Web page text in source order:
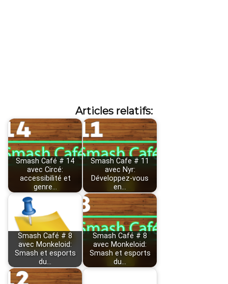
Articles relatifs:
Smash Café # 14
avec Circé:
accessibilité et
genre…
Smash Cafe # 11
avec Nyr:
Développez-vous
en…
Smash Café # 8
avec Monkeloid:
Smash et esports
du…
Smash Café # 8
avec Monkeloid:
Smash et esports
du…